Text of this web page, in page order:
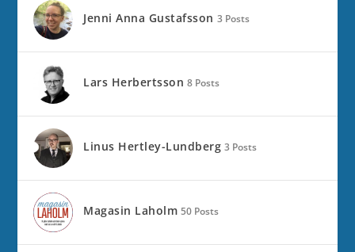
Jenni Anna Gustafsson 3 Posts
Lars Herbertsson 8 Posts
Linus Hertley-Lundberg 3 Posts
Magasin Laholm 50 Posts